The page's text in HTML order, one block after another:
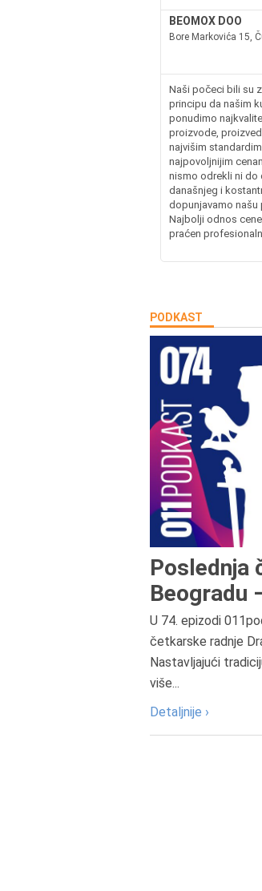
BEOMOX DOO
Bore Markovića 15,
Naši počeci bili su
principu da našim
ponudimo
proizvode,
najvišim
najpovoljnijim
nismo odrekli ni do
današnjeg i
dopunjavamo našu
Najbolji odnos cene
praćen
PODKAST
Poslednja
Beogradu
U 74. epizodi
četkarske radnje
Nastavljajući
više...
Detaljnije ›